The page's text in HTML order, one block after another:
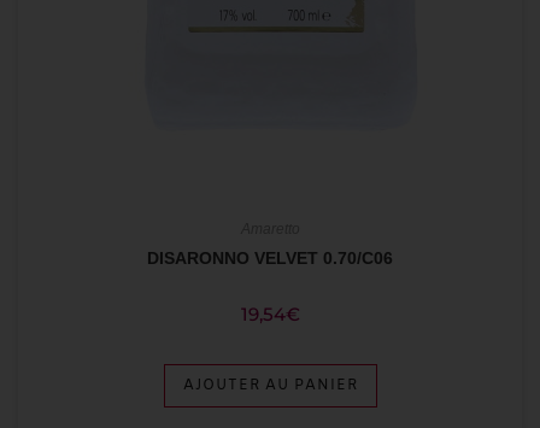
DISARONNO VELVET 0.70/C06
19,54€
AJOUTER AU PANIER